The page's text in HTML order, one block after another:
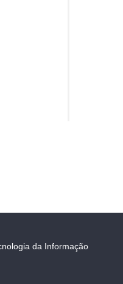
da Informação